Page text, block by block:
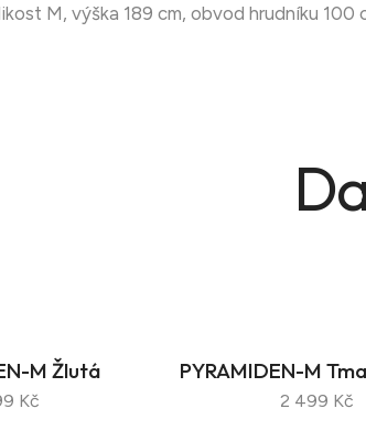
M, výška 189 cm, obvod hrudníku 100
M Žlutá
Kč
PYRAMIDEN-M
2 499 Kč